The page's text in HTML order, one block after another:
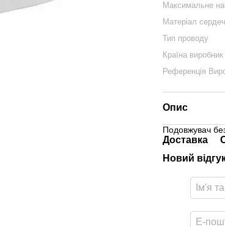
Максимальне
Матеріал
Тип проводу
Країна виробник
Референція
Опис
Подовжувач
Доставка
Новий